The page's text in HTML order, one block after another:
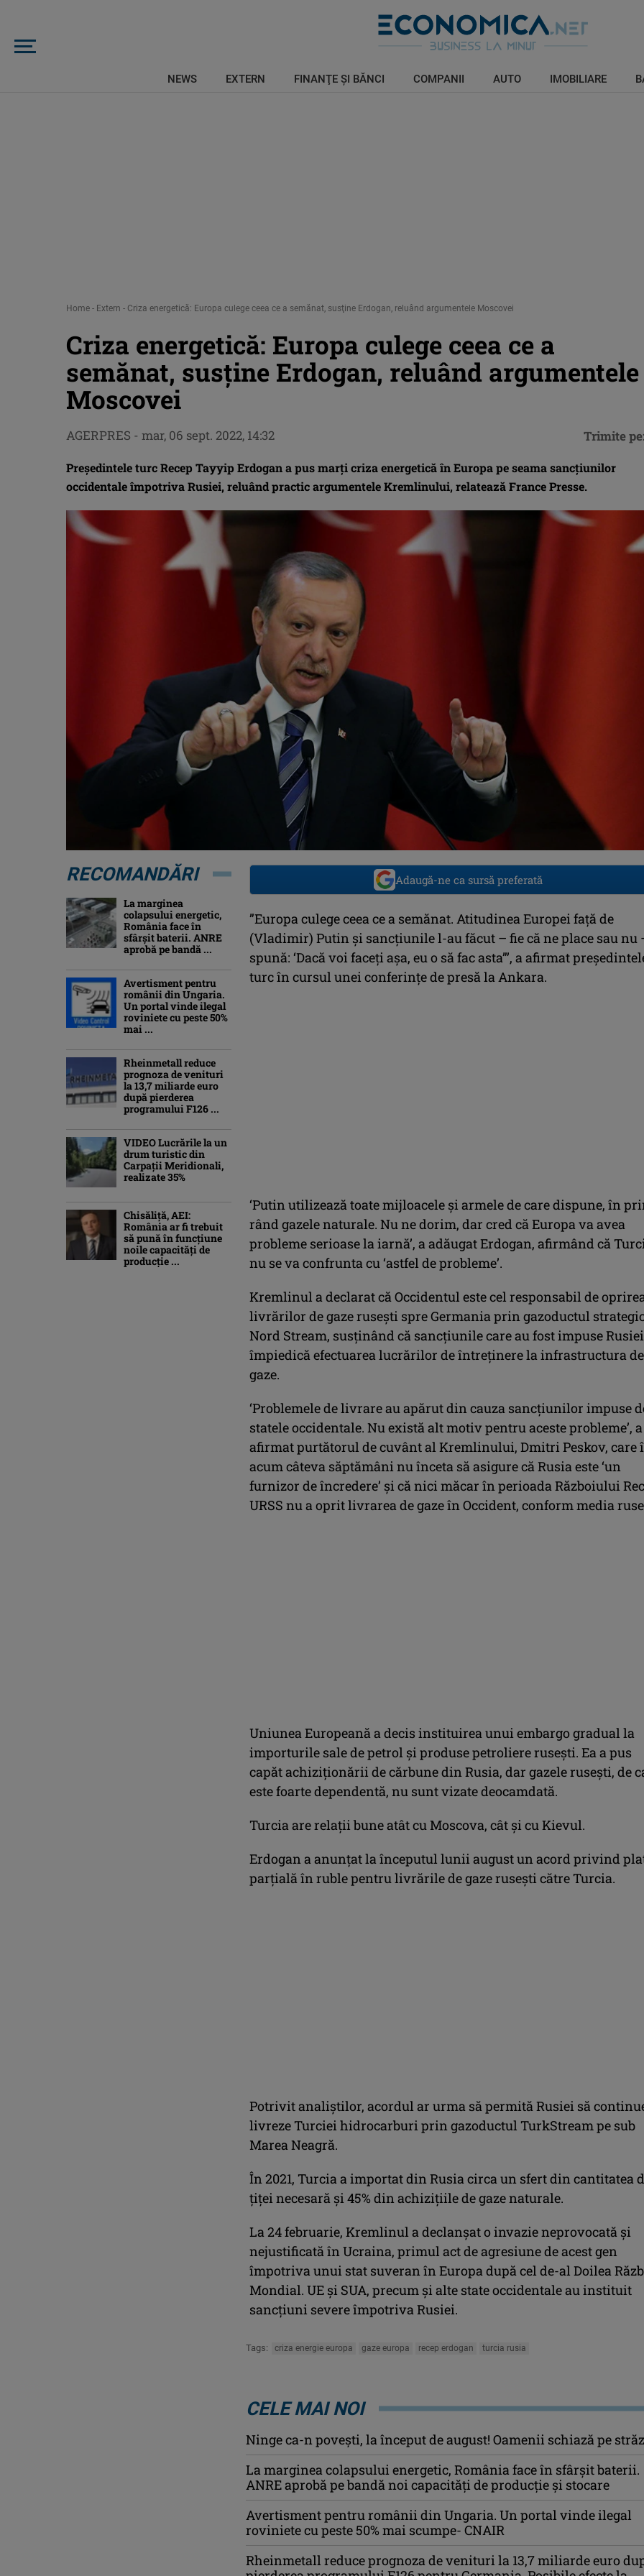
NEWS EXTERN FINANŢE ŞI BĂNCI COMPANII AUTO IMOBILIARE
Home - Extern - Criza energetică: Europa culege ceea ce a semănat, susţine Erdogan, reluând argumentele Moscovei
Criza energetică: Europa culege ceea ce a
semănat, susţine Erdogan, reluând argumentele
Moscovei
Preşedintele turc Recep Tayyip Erdogan a pus marţi criza energetică în Europa pe seama sancţiunilor
occidentale împotriva Rusiei, reluând practic argumentele Kremlinului, relatează France Presse.
AGERPRES - mar, 06 sept. 2022, 14:32 Trimite pe:
Adaugă-ne ca sursă preferată
”Europa culege ceea ce a semănat. Atitudinea Europei faţă de
(Vladimir) Putin şi sancţiunile l-au făcut – fie că ne place sau nu
spună: ‘Dacă voi faceţi aşa, eu o să fac asta”’, a afirmat
turc în cursul unei conferinţe de presă la Ankara.
‘Putin utilizează toate mijloacele şi armele de care dispune, în
rând gazele naturale. Nu ne dorim, dar cred că Europa va avea
probleme serioase la iarnă’, a adăugat Erdogan, afirmând că
nu se va confrunta cu ‘astfel de probleme’.
Kremlinul a declarat că Occidentul este cel responsabil de
livrărilor de gaze ruseşti spre Germania prin gazoductul
Nord Stream, susţinând că sancţiunile care au fost impuse Rusiei
împiedică efectuarea lucrărilor de întreţinere la infrastructura de
gaze.
‘Problemele de livrare au apărut din cauza sancţiunilor impuse
statele occidentale. Nu există alt motiv pentru aceste probleme’, a
afirmat purtătorul de cuvânt al Kremlinului, Dmitri Peskov, care
acum câteva săptămâni nu înceta să asigure că Rusia este ‘un
furnizor de încredere’ şi că nici măcar în perioada Războiului
URSS nu a oprit livrarea de gaze în Occident, conform media
Uniunea Europeană a decis instituirea unui embargo gradual la
importurile sale de petrol şi produse petroliere ruseşti. Ea a pus
capăt achiziţionării de cărbune din Rusia, dar gazele ruseşti, de
este foarte dependentă, nu sunt vizate deocamdată.
Turcia are relaţii bune atât cu Moscova, cât şi cu Kievul.
Erdogan a anunţat la începutul lunii august un acord privind
parţială în ruble pentru livrările de gaze ruseşti către Turcia.
Potrivit analiştilor, acordul ar urma să permită Rusiei să
livreze Turciei hidrocarburi prin gazoductul TurkStream pe sub
Marea Neagră.
În 2021, Turcia a importat din Rusia circa un sfert din cantitatea
ţiţei necesară şi 45% din achiziţiile de gaze naturale.
La 24 februarie, Kremlinul a declanşat o invazie neprovocată şi
nejustificată în Ucraina, primul act de agresiune de acest gen
împotriva unui stat suveran în Europa după cel de-al Doilea
Mondial. UE şi SUA, precum şi alte state occidentale au instituit
sancţiuni severe împotriva Rusiei.
Tags: criza energie europa gaze europa recep erdogan turcia rusia
CELE MAI NOI
Ninge ca-n povești, la început de august! Oamenii schiază pe
La marginea colapsului energetic, România face în sfârșit baterii.
ANRE aprobă pe bandă noi capacități de producție și stocare
Avertisment pentru românii din Ungaria. Un portal vinde ilegal
roviniete cu peste 50% mai scumpe- CNAIR
Rheinmetall reduce prognoza de venituri la 13,7 miliarde euro
RECOMANDĂRI
La marginea
colapsului energetic,
România face în
sfârșit baterii. ANRE
aprobă pe bandă ...
Avertisment pentru
românii din Ungaria.
Un portal vinde ilegal
roviniete cu peste 50%
mai ...
Rheinmetall reduce
prognoza de venituri
la 13,7 miliarde euro
după pierderea
programului F126 ...
VIDEO Lucrările la un
drum turistic din
Carpații Meridionali,
realizate 35%
Chisăliță, AEI:
România ar fi trebuit
să pună în funcțiune
noile capacități de
producție ...